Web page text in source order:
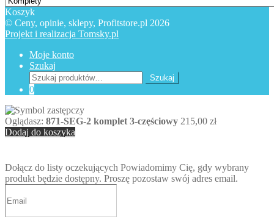
Koszyk
© Ceny, opinie, sklepy, Profitstore.pl 2026
Projekt i realizacja Tomsky.pl
Moje konto
Szukaj
Szukaj:
Szukaj
0
Oglądasz: 871-SEG-2 komplet 3-częściowy 215,00 zł
Dodaj do koszyka
Dołącz do listy oczekujących Powiadomimy Cię, gdy wybrany
produkt będzie dostępny. Proszę pozostaw swój adres email.